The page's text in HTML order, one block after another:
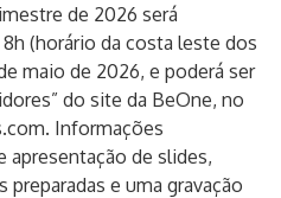
de 2026 será
(horário da costa leste dos
maio de 2026, e poderá ser
do site da BeOne, no
. Informações
apresentação de slides,
preparadas e uma gravação